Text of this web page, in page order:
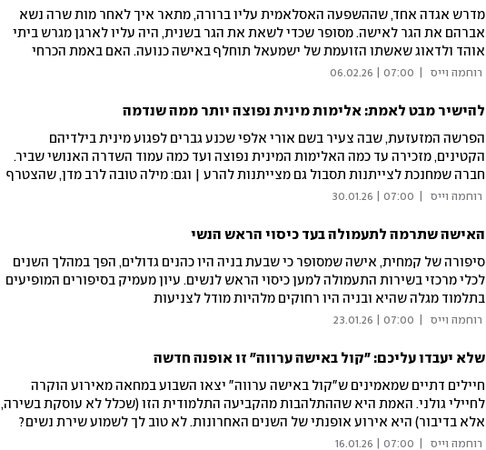
מדרש אגדה אחד, שההשפעה האסלאמית עליו ברורה, מתאר איך לאחר מות שרה נשא
אברהם את הגר לאישה. מסופר שכדי לשאת את הגר בשנית, היה עליו לארגן מגרש ביתי
אוהד ולדאוג שאשתו הזועמת של ישמעאל תוחלף באישה כנועה. האם באמת הכרחי
לדחוק הצידה את הזעם, החשבונות והפצעים הפתוחים, כדי שצאצאי יצחק וצאצאי
רוחמה וייס 07:00 | 06.02.26
להישיר מבט לאמת: אלימות מינית נפוצה יותר ממה שנדמה
הפרשה המזעזעת, שבה צעיר בשם אורי אלפי שכנע גברים לפגוע מינית בילדיהם
הקטינים, מזכירה עד כמה האלימות המינית נפוצה ועד כמה עמוד השדרה האנושי שביר.
חברה שמחנכת לצייתנות תסבול גם מצייתנות להרע | וגם: מילה טובה לרב מדן, שהצטרף
למאבק נגד הפגיעות המיניות הטקסיות
רוחמה וייס 07:00 | 30.01.26
האישה שתרמה לתעמולה בעד כיסוי הראש הנשי
סיפורה של קמחית, אישה שמסופר כי שבעת בניה היו כהנים גדולים, הפך במהלך השנים
לכלי מרכזי בשירות התעמולה למען כיסוי הראש לנשים. עיון מעמיק בסיפורים המופיעים
בתלמוד מגלה שהיא ובניה היו רחוקים מלהיות מודל לצניעות
רוחמה וייס 07:00 | 23.01.26
שלא יעבדו עליכם: "קול באישה ערווה" זו אופנה חדשה
חיילים דתיים שמאמינים ש"קול באישה ערווה" יצאו השבוע במחאה מאירוע הוקרה
לחיילי גולני. האמת היא שההתלהבות מהקביעה התלמודית הזו (שכלל לא עוסקת בשירה,
אלא בדיבור) היא אירוע אופנתי של השנים האחרונות. לא טוב לך לשמוע שירת נשים?
תעשה חשבון נפש רוחני, או שים אוזניות
רוחמה וייס 07:00 | 16.01.26